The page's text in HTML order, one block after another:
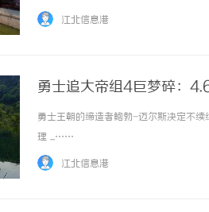
江北信息港
勇士追大帝组4巨梦碎：
勇士王朝的缔造者鲍勃-迈尔斯决定不
理 ...……
江北信息港